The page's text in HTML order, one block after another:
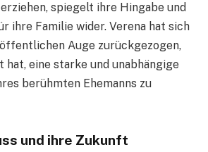
spiegelt ihre Hingabe und
ihre Familie wider. Verena hat sich
Auge zurückgezogen,
eine starke und unabhängige
berühmten Ehemanns zu
und ihre Zukunft